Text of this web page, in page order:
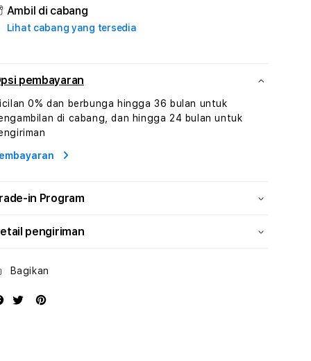
#2
Catherine
Sophro
Dan
Kesejahteraan
Profesional
Catherine
Sophro
Kesejahteraan
Profesional
Ambil di cabang
Lihat cabang yang tersedia
pembayaran
0% dan berbunga hingga 36 bulan untuk
di cabang, dan hingga 24 bulan untuk
in Program
pengiriman
Bagikan